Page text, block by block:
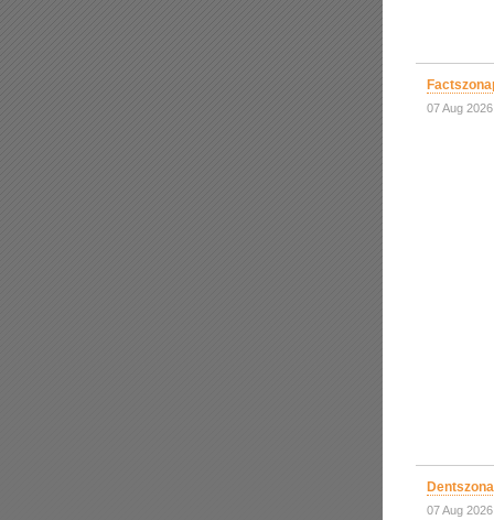
07 Aug
07 Aug